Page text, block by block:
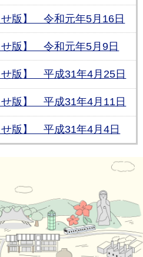
せ版】 令和元年5月16日
せ版】 令和元年5月9日
せ版】 平成31年4月25日
版】 平成31年4月11日
版】 平成31年4月4日